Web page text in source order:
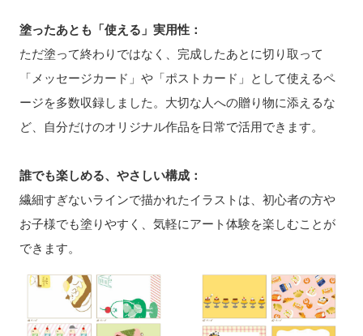
塗ったあとも「使える」実用性：
ただ塗って終わりではなく、完成したあとに切り取って
「メッセージカード」や「ポストカード」として使えるペ
ージを多数収録しました。大切な人への贈り物に添えるな
ど、自分だけのオリジナル作品を日常で活用できます。
誰でも楽しめる、やさしい構成：
繊細すぎないラインで描かれたイラストは、初心者の方や
お子様でも塗りやすく、気軽にアート体験を楽しむことが
できます。